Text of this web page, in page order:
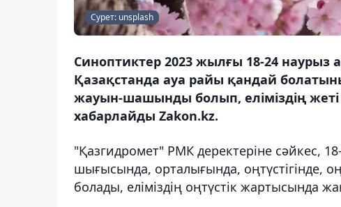
Сурет: unsplash
Синоптиктер 2023 жылғы 18-24
Қазақстанда ауа райы қандай
жауын-шашынды болып, еліміздің
хабарлайды Zakon.kz.
"Қазгидромет" РМК деректеріне сәйкес, 18-
шығысында, орталығында,
болады, еліміздің оңтүстік жартысында